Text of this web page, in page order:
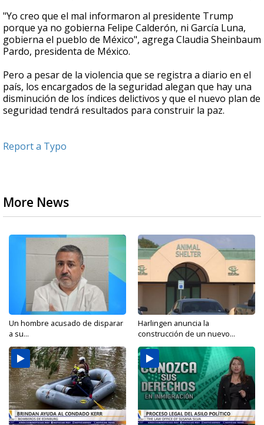
"Yo creo que el mal informaron al presidente Trump
porque ya no gobierna Felipe Calderón, ni García Luna,
gobierna el pueblo de México", agrega Claudia Sheinbaum
Pardo, presidenta de México.
Pero a pesar de la violencia que se registra a diario en el
país, los encargados de la seguridad alegan que hay una
disminución de los índices delictivos y que el nuevo plan de
seguridad tendrá resultados para construir la paz.
Report a Typo
More News
Un hombre acusado de disparar
a su...
Harlingen anuncia la
construcción de un nuevo...